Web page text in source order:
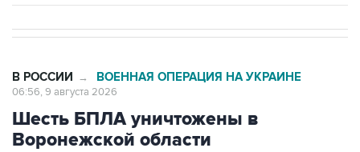
В РОССИИ → ВОЕННАЯ ОПЕРАЦИЯ НА УКРАИНЕ
06:56, 9 августа 2026
Шесть БПЛА уничтожены в
Воронежской области